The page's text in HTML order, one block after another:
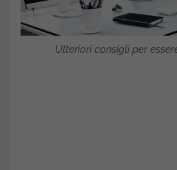
Ulteriori consigli per